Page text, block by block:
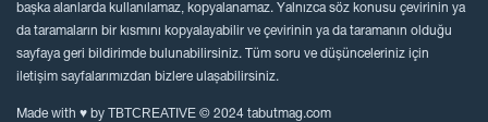
başka alanlarda kullanılamaz, kopyalanamaz. Yalnızca söz konusu çevirinin ya
da taramaların bir kısmını kopyalayabilir ve çevirinin ya da taramanın olduğu
sayfaya geri bildirimde bulunabilirsiniz. Tüm soru ve düşünceleriniz için
iletişim sayfalarımızdan bizlere ulaşabilirsiniz.
Made with ♥ by TBTCREATIVE © 2024 tabutmag.com